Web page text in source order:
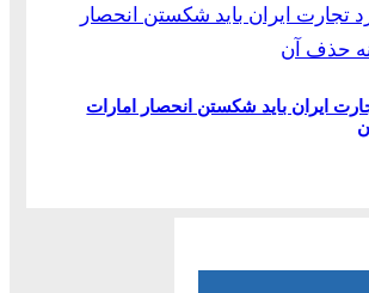
ایران باید شکستن انحصار امارات